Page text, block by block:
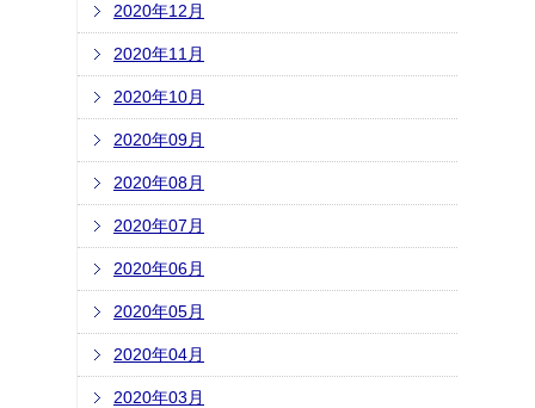
2020年12月
2020年11月
2020年10月
2020年09月
2020年08月
2020年07月
2020年06月
2020年05月
2020年04月
2020年03月